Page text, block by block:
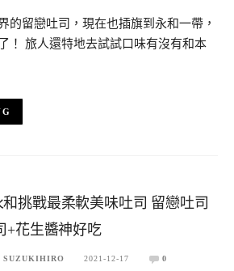
的留戀吐司，現在也插旗到永和一帶，
！ 旅人還特地去試試口味有沒有和本
和挑戰最柔軟美味吐司 留戀吐司
+花生醬神好吃
SUZUKIHIRO 2021-12-17 0